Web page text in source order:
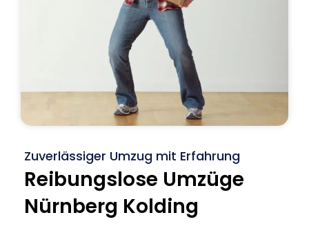
Zuverlässiger Umzug mit Erfahrung
Reibungslose Umzüge
Nürnberg Kolding